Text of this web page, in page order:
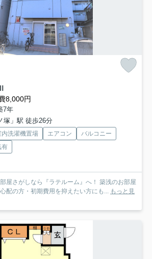
8,000円
7年
塚」駅 徒歩26分
内洗濯機置場 エアコン
バルコニー
有
屋さがしなら『ラテルーム』へ！ 築浅のお部屋
配の方・初期費用を抑えたい方にも... もっと見